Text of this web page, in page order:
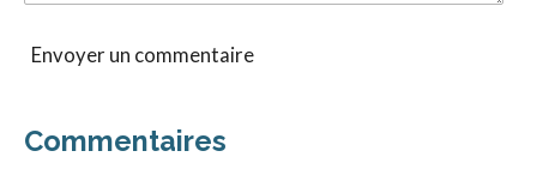
Envoyer un commentaire
Commentaires